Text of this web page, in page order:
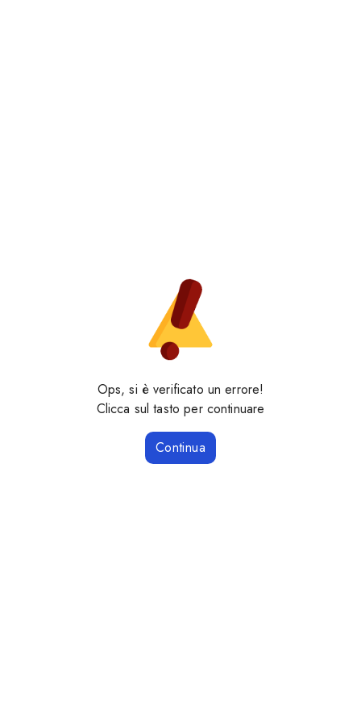
Ops, si è verificato un errore!
Clicca sul tasto per continuare
Continua